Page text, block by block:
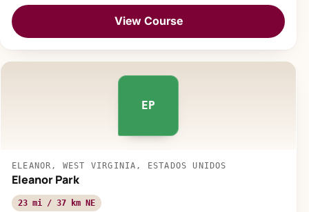
View Course
EP
ELEANOR, WEST VIRGINIA, ESTADOS UNIDOS
Eleanor Park
23 mi / 37 km NE